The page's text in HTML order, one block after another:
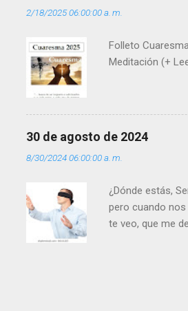
(+ Leer ) |
2/18/2025 06:00:00 a. m.
Folleto
Meditación (+
30 de agosto de 2024
8/30/2024 06:00:00 a. m.
¿Dónde estás,
pero cuando nos
te veo, que me
porque lloras